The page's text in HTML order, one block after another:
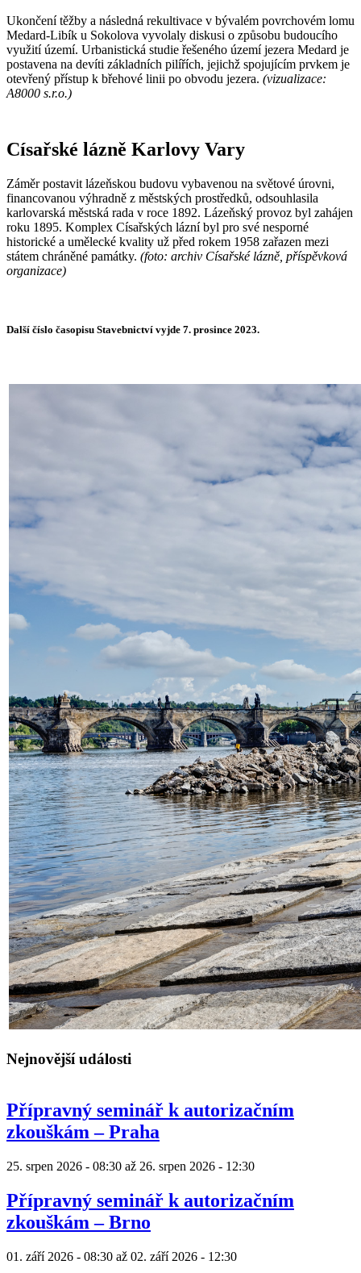
Ukončení těžby a následná rekultivace v bývalém povrchovém lomu
Medard-Libík u Sokolova vyvolaly diskusi o způsobu budoucího
využití území. Urbanistická studie řešeného území jezera Medard je
postavena na devíti základních pilířích, jejichž spojujícím prvkem je
otevřený přístup k břehové linii po obvodu jezera. (vizualizace:
A8000 s.r.o.)
Císařské lázně Karlovy Vary
Záměr postavit lázeňskou budovu vybavenou na světové úrovni,
financovanou výhradně z městských prostředků, odsouhlasila
karlovarská městská rada v roce 1892. Lázeňský provoz byl zahájen
roku 1895. Komplex Císařských lázní byl pro své nesporné
historické a umělecké kvality už před rokem 1958 zařazen mezi
státem chráněné památky. (foto: archiv Císařské lázně, příspěvková
organizace)
Další číslo časopisu Stavebnictví vyjde 7. prosince 2023.
Nejnovější události
Přípravný seminář k autorizačním
zkouškám – Praha
25. srpen 2026 - 08:30 až 26. srpen 2026 - 12:30
Přípravný seminář k autorizačním
zkouškám – Brno
01. září 2026 - 08:30 až 02. září 2026 - 12:30